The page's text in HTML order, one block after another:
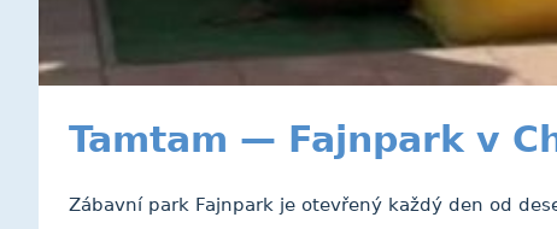
Tamtam — Fajnpark v
Zábavní park Fajnpark je otevřený každý den od